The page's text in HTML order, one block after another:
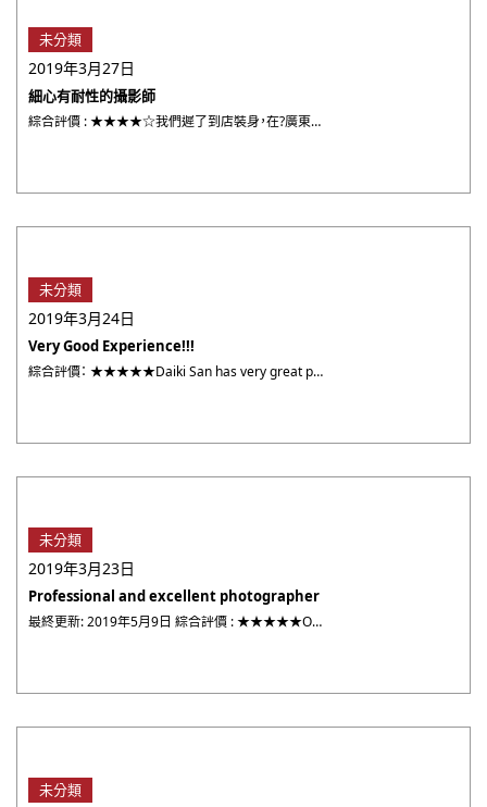
未分類
2019年3月27日
細心有耐性的攝影師
綜合評價 : ★★★★☆我們遲了到店裝身，在?廣東話的店員協助下, 很快便選好和服開始裝身及化妝, 裝身的?? ・・・
未分類
2019年3月24日
Very Good Experience!!!
綜合評價： ★★★★★Daiki San has very great photoshooting skill ・・・
未分類
2019年3月23日
Professional and excellent photographer
最終更新: 2019年5月9日 綜合評價 : ★★★★★Orange Lin did an awesome j ・・・
未分類